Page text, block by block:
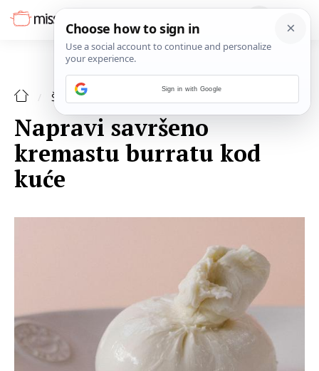
ŠPAJZA
Napravi savršeno
kremastu burratu kod
kuće
Sign in with Google